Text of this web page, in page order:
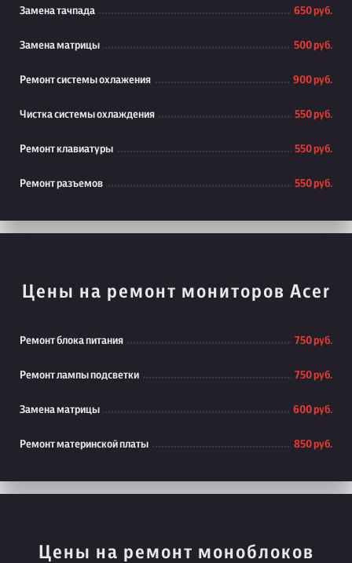
Замена тачпада 650 руб.
Замена матрицы 500 руб.
Ремонт системы охлажения 900 руб.
Чистка системы охлаждения 550 руб.
Ремонт клавиатуры 550 руб.
Ремонт разъемов 550 руб.
Цены на ремонт мониторов Acer
Ремонт блока питания 750 руб.
Ремонт лампы подсветки 750 руб.
Замена матрицы 600 руб.
Ремонт материнской платы 850 руб.
Цены на ремонт моноблоков